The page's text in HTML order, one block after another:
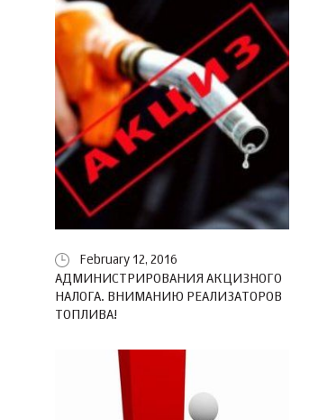
February 12, 2016
АДМИНИСТРИРОВАНИЯ АКЦИЗНОГО
НАЛОГА. ВНИМАНИЮ РЕАЛИЗАТОРОВ
ТОПЛИВА!